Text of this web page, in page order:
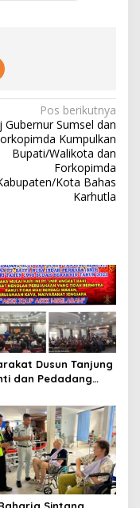
Pos berikutnya
Gubernur Sumsel dan
Kumpulkan
Bupati/Walikota dan
Forkopimda
Kota Bahas
Karhutla
Dusun Tanjung
dan Pedadang
PT. Satya Nusa
Indah Perkasa ‎